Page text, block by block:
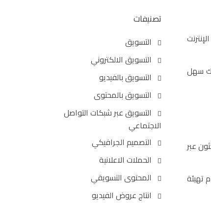
سهل
عبر
تهيئة
تصنيفات
التسويق
التسويق الالكتروني
التسويق بالفيديو
التسويق بالمحتوى
التسويق عبر شبكات التواصل
الاجتماعي
التصميم الجرافيكي
الحملات الاعلانية
المحتوى التسويقي
انتاج عروض الفيديو